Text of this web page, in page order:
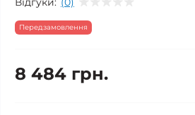
Передзамовлення
8 484 грн.